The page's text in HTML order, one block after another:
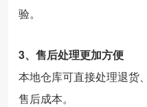
验。
3、 售后处理更加方便
本地仓库可直接处理退货、
售后成本。